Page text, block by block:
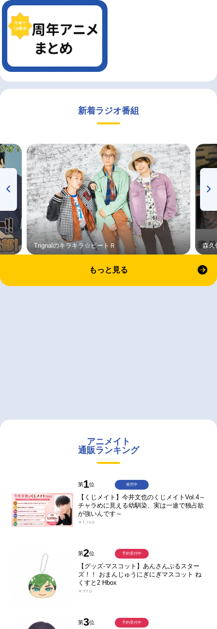
新着ラジオ番組
Trignalのキラキラ☆ビートＲ 森久
もっと見る
アニメイト
通販ランキング
第1位
【くじメイト】今井文也のくじメイトVol.4～
チャラめに見える幼馴染、実は一途で独占欲
が強いんです～
￥1,100
発売中
第2位
【グッズ-マスコット】あんさんぶるスター
ズ！！ おまんじゅうにぎにぎマスコット ね
くすと2 Hbox
￥770
予約受付中
第3位 予約受付中